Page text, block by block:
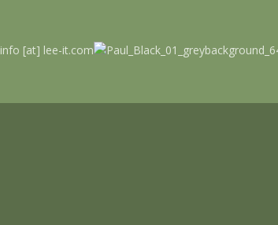
info [at] lee-it.com